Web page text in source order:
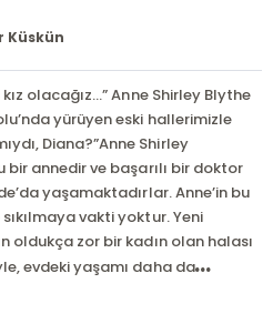
Küskün
olacağız…” Anne Shirley Blythe
yürüyen eski hallerimizle
Diana?”Anne Shirley
annedir ve başarılı bir doktor
yaşamaktadırlar. Anne’in bu
vakti yoktur. Yeni
oldukça zor bir kadın olan halası
evdeki yaşamı daha da...